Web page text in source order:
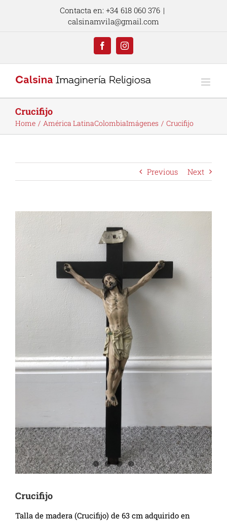
Contacta en: +34 618 060 376 |
calsinamvila@gmail.com
FacebookInstagram
Crucifijo
Home América LatinaColombiaImágenes Crucifijo
Previous Next
Crucifijo
Talla de madera (Crucifijo) de 63 cm adquirido en